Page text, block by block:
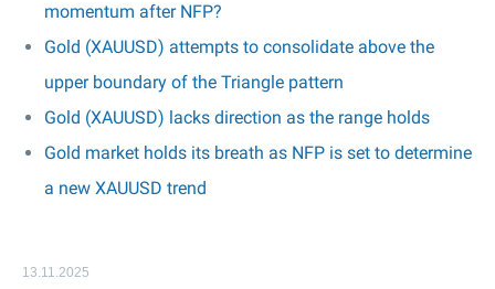
momentum after NFP?
Gold (XAUUSD) attempts to consolidate above the
upper boundary of the Triangle pattern
Gold (XAUUSD) lacks direction as the range holds
Gold market holds its breath as NFP is set to determine
a new XAUUSD trend
13.11.2025